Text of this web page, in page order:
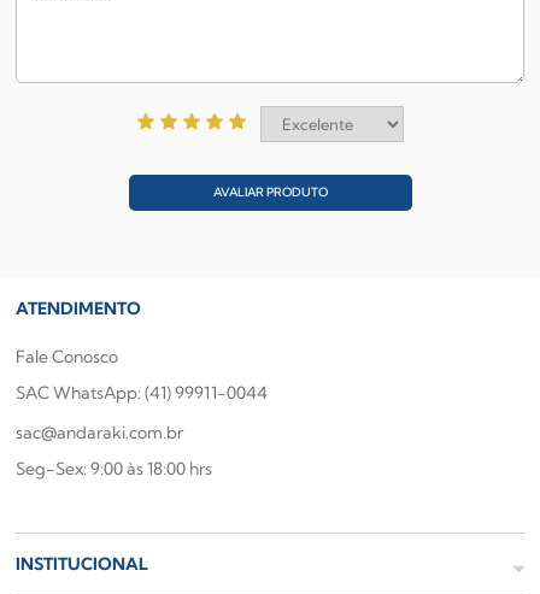
AVALIAR PRODUTO
ATENDIMENTO
Fale Conosco
SAC WhatsApp: (41) 99911-0044
sac@andaraki.com.br
Seg-Sex: 9:00 às 18:00 hrs
INSTITUCIONAL